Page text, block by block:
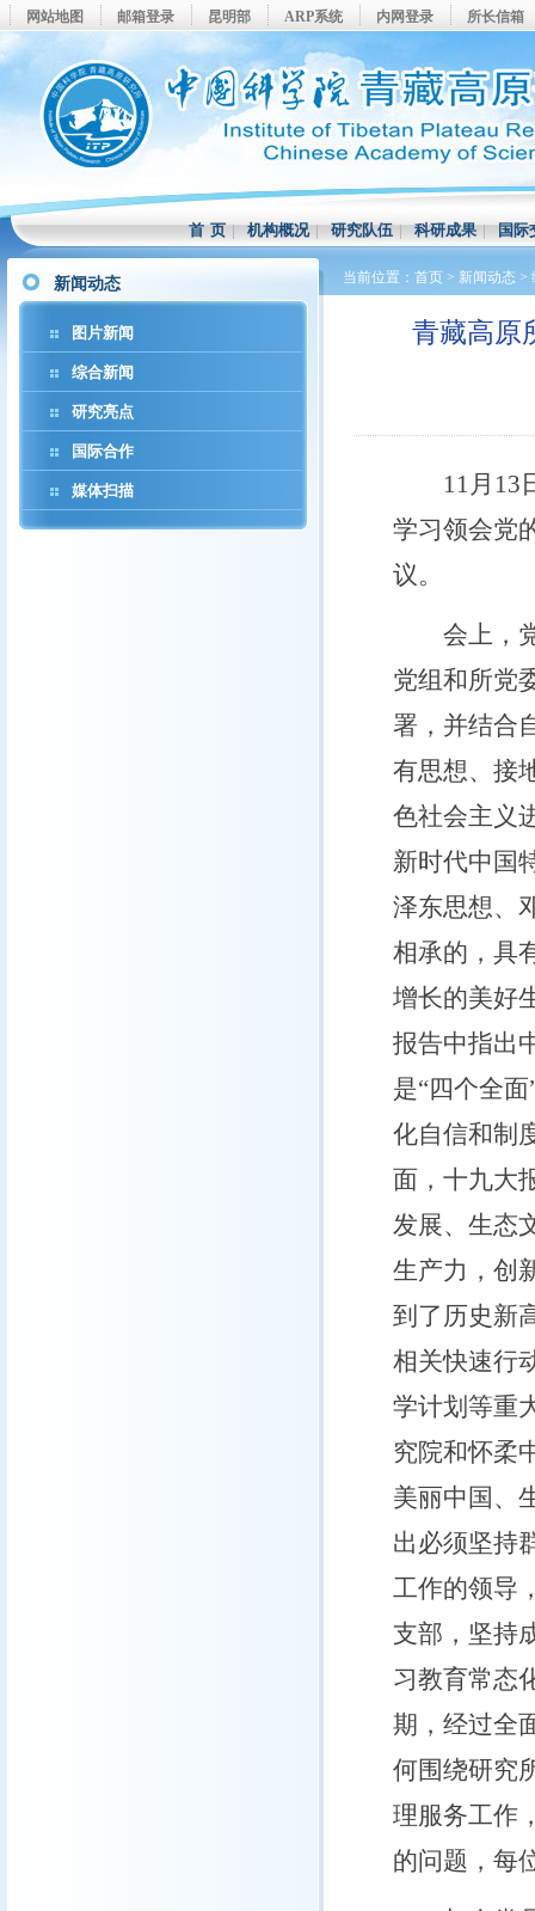
网站地图 邮箱登录 昆明部 ARP系统 内网登录 所长信箱
首 页|机构概况|研究队伍|科研成果|国际
新闻动态
图片新闻
综合新闻
研究亮点
国际合作
媒体扫描
当前位置： 首页 > 新闻动态 >
青藏高原
11月13日
学习领会党
议。
会上，党
党组和所党
署，并结合
有思想、接
色社会主义
新时代中国
泽东思想、
相承的，具
增长的美好
报告中指出
是“四个全
化自信和制
面，十九大
发展、生态
生产力，创
到了历史新
相关快速行
学计划等重
究院和怀柔
美丽中国、
出必须坚持
工作的领导
支部，坚持
习教育常态
期，经过全
何围绕研究
理服务工作
的问题，每